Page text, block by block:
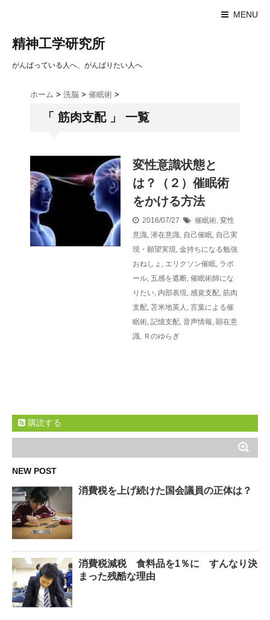
MENU
精神工学研究所
がんばっている人へ、がんばりたい人へ
ホーム > 洗脳 > 催眠術 >
「 筋肉支配 」 一覧
変性意識状態と
は？（２）催眠術
をかける方法
2016/07/27 催眠術, 変性
意識, 潜在意識, 自己催眠, 自己実
現・願望実現, 金持ちになる勉強
おねしょ , エリクソン催眠, ラポ
ール, 五感を遮断, 催眠術師にな
りたい, 内部表現, 感覚支配, 筋肉
支配, 苫米地英人 , 言葉による催
眠術, 記憶支配, 音声情報, 顕在意
識, Ｒのゆらぎ
購読する
NEW POST
消費税を上げ続けた国会議員の正体は？
消費税減税 食料品を1％に すんなり決
まった残酷な理由